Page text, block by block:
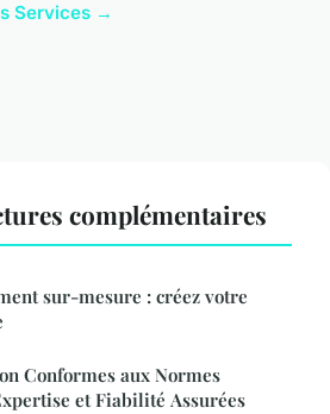
Services →
complémentaires
sur-mesure : créez votre
Conformes aux Normes
et Fiabilité Assurées